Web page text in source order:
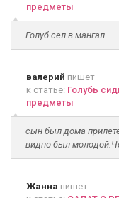
предметы
Голуб сел в мангал
валерий пишет
к статье: Голубь
предметы
сын был дома
видно был
Жанна пишет